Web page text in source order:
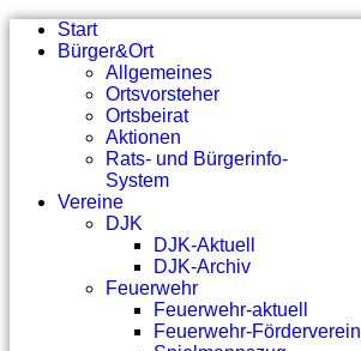
Start
Bürger&Ort
Allgemeines
Ortsvorsteher
Ortsbeirat
Aktionen
Rats- und Bürgerinfo-
System
Vereine
DJK
DJK-Aktuell
DJK-Archiv
Feuerwehr
Feuerwehr-aktuell
Feuerwehr-Förderverein